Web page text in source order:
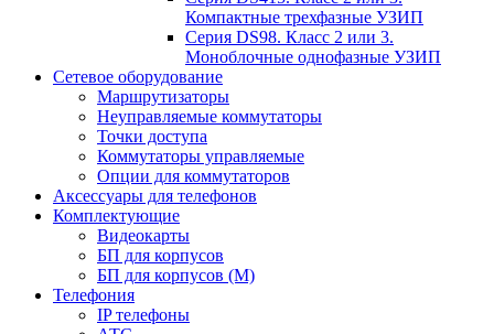
Компактные трехфазные УЗИП
Серия DS98. Класс 2 или 3.
Моноблочные однофазные УЗИП
Сетевое оборудование
Маршрутизаторы
Неуправляемые коммутаторы
Точки доступа
Коммутаторы управляемые
Опции для коммутаторов
Аксессуары для телефонов
Комплектующие
Видеокарты
БП для корпусов
БП для корпусов (М)
Телефония
IP телефоны